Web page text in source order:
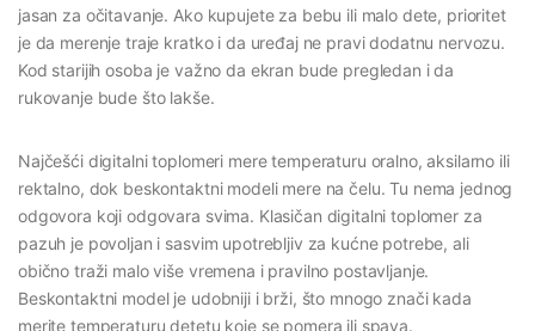
jasan za očitavanje. Ako kupujete za bebu ili malo dete, prioritet
je da merenje traje kratko i da uređaj ne pravi dodatnu nervozu.
Kod starijih osoba je važno da ekran bude pregledan i da
rukovanje bude što lakše.
Najčešći digitalni toplomeri mere temperaturu oralno, aksilarno ili
rektalno, dok beskontaktni modeli mere na čelu. Tu nema jednog
odgovora koji odgovara svima. Klasičan digitalni toplomer za
pazuh je povoljan i sasvim upotrebljiv za kućne potrebe, ali
obično traži malo više vremena i pravilno postavljanje.
Beskontaktni model je udobniji i brži, što mnogo znači kada
merite temperaturu detetu koje se pomera ili spava.